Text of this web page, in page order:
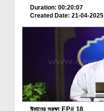
Duration: 00:20:07
Created Date: 21-04-2025
ঈমানের সুরক্ষা EP# 18